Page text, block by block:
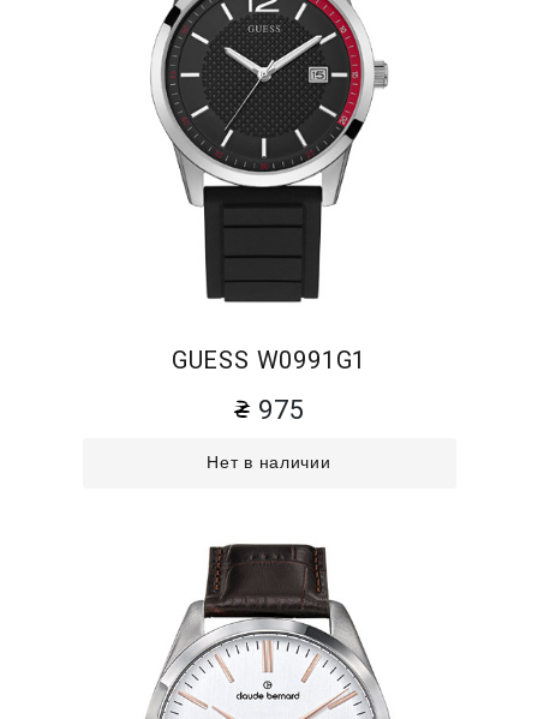
GUESS W0991G1
975
Нет в наличии